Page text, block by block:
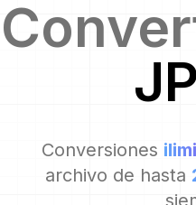
Conversiones
archivo de hasta